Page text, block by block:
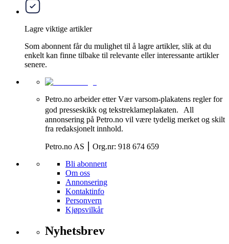
Lagre viktige artikler
Som abonnent får du mulighet til å lagre artikler, slik at du
enkelt kan finne tilbake til relevante eller interessante artikler
senere.
Petro.no arbeider etter Vær varsom-plakatens regler for
god presseskikk og tekstreklameplakaten. All
annonsering på Petro.no vil være tydelig merket og skilt
fra redaksjonelt innhold.
Petro.no AS ⎮ Org.nr: 918 674 659
Bli abonnent
Om oss
Annonsering
Kontaktinfo
Personvern
Kjøpsvilkår
Nyhetsbrev